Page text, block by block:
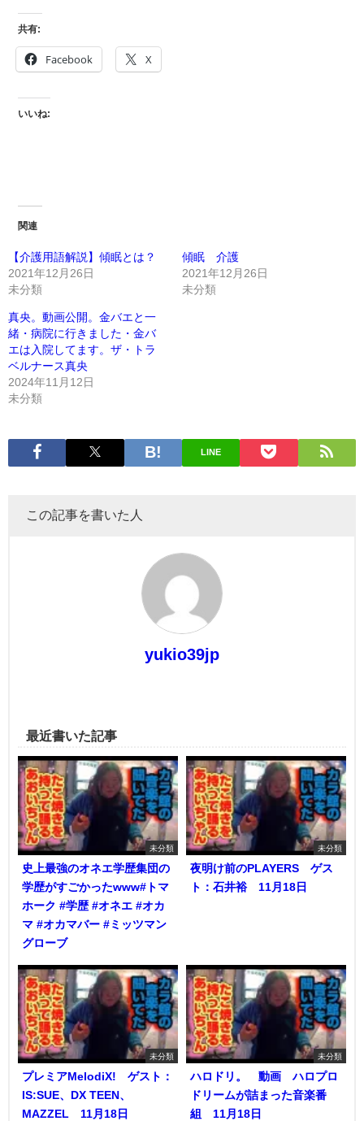
共有:
Facebook X
いいね:
関連
【介護用語解説】傾眠とは？
2021年12月26日
未分類
傾眠 介護
2021年12月26日
未分類
真央。動画公開。金バエと一
緒・病院に行きました・金バ
エは入院してます。ザ・トラ
ベルナース真央
2024年11月12日
未分類
LINE
この記事を書いた人
yukio39jp
最近書いた記事
未分類
史上最強のオネエ学歴集団の
学歴がすごかったwww#トマ
ホーク #学歴 #オネエ #オカ
マ #オカマバー #ミッツマン
グローブ
未分類
夜明け前のPLAYERS ゲス
ト：石井裕 11月18日
未分類
プレミアMelodiX! ゲスト：
IS:SUE、DX TEEN、
MAZZEL 11月18日
未分類
ハロドリ。 動画 ハロプロ
ドリームが詰まった音楽番
組 11月18日